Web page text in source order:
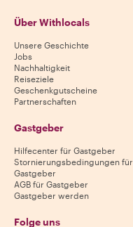
Über Withlocals
Unsere Geschichte
Jobs
Nachhaltigkeit
Reiseziele
Geschenkgutscheine
Partnerschaften
Gastgeber
Hilfecenter für Gastgeber
Stornierungsbedingungen für
Gastgeber
AGB für Gastgeber
Gastgeber werden
Folge uns